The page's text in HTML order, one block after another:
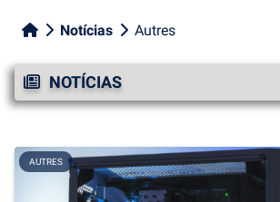
Notícias Autres
NOTÍCIAS
AUTRES